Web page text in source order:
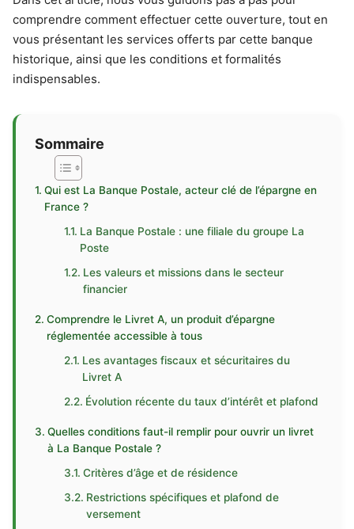
comprendre comment effectuer cette ouverture, tout en
vous présentant les services offerts par cette banque
historique, ainsi que les conditions et formalités
indispensables.
Sommaire
Qui est La Banque Postale, acteur clé de l’épargne en
France ?
La Banque Postale : une filiale du groupe La
Poste
Les valeurs et missions dans le secteur
financier
Comprendre le Livret A, un produit d’épargne
réglementée accessible à tous
Les avantages fiscaux et sécuritaires du
Livret A
Évolution récente du taux d’intérêt et plafond
Quelles conditions faut-il remplir pour ouvrir un livret
à La Banque Postale ?
Critères d’âge et de résidence
Restrictions spécifiques et plafond de
versement